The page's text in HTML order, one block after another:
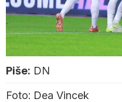
Piše: DN
Foto: Dea Vincek